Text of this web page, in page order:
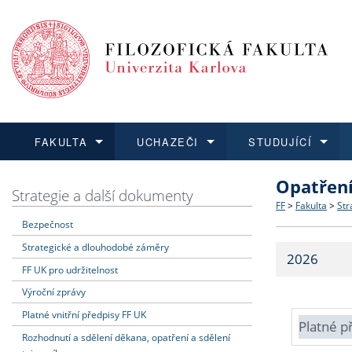
FAKULTA
Dozvědět se více
Struktura
Strategie
Fakultní
UCHAZEČI
Podat přihlášku
Co
Učitelské
STUDUJÍCÍ
Dozvědět se více
Dozvědět se více
O vědě a
Dozvědět se více
Aktuální
Strategie a další dokumenty
Bezpečnost
Strategické a dlouhodobé záměry
FF UK pro udržitelnost
Výroční zprávy
Platné vnitřní předpisy FF UK
Rozhodnutí a sdělení děkana, opatření a sdělení
FF > Fakulta >
2026
Platné